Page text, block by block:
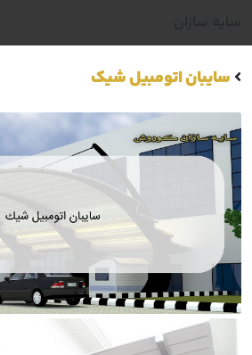
سایه سازان
سایبان اتومبیل شیک